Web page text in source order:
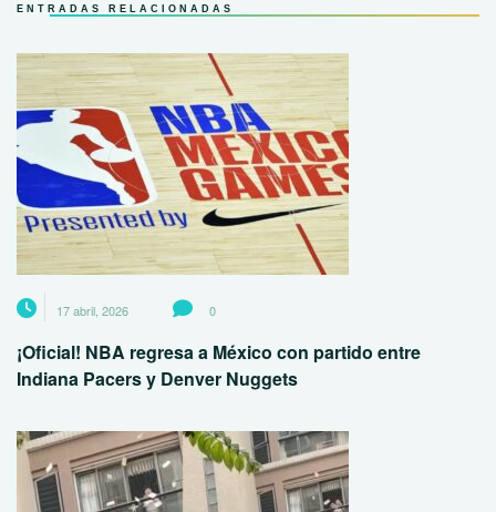
ENTRADAS RELACIONADAS
17 abril, 2026 0
¡Oficial! NBA regresa a México con partido entre
Indiana Pacers y Denver Nuggets